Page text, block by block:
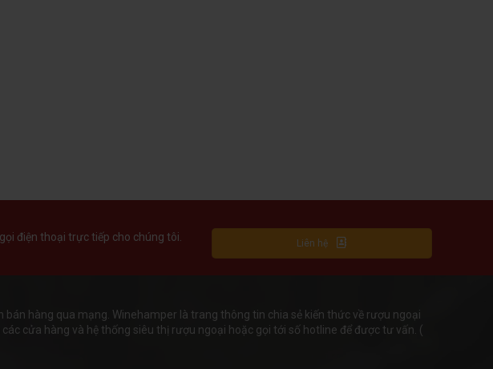
điện thoại trực tiếp cho chúng tôi. Liên hệ
hàng qua mạng. Winehamper là trang thông tin chia sẻ kiến thức về rượu ngoại
cửa hàng và hệ thống siêu thị rượu ngoại hoặc gọi tới số hotline để được tư vấn. (